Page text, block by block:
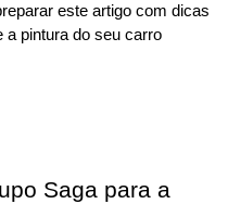
este artigo com dicas
a pintura do seu carro
Saga para a